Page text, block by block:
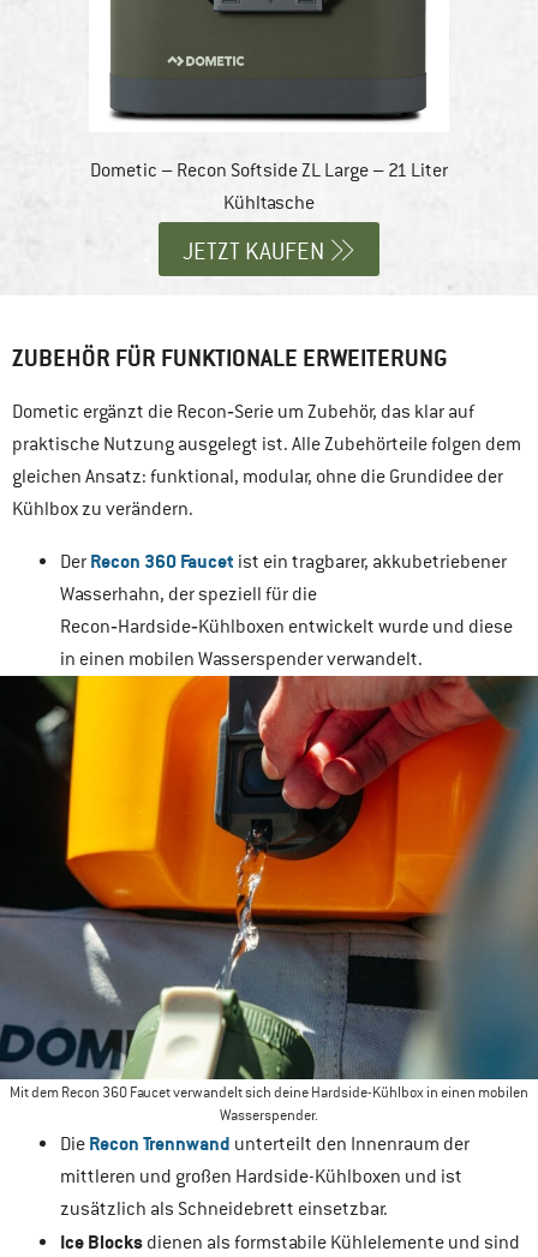
Dometic – Recon Softside ZL Large – 21 Liter
Kühltasche
JETZT KAUFEN
ZUBEHÖR FÜR FUNKTIONALE ERWEITERUNG
Dometic ergänzt die Recon‑Serie um Zubehör, das klar auf
praktische Nutzung ausgelegt ist. Alle Zubehörteile folgen dem
gleichen Ansatz: funktional, modular, ohne die Grundidee der
Kühlbox zu verändern.
Der Recon 360 Faucet ist ein tragbarer, akkubetriebener
Wasserhahn, der speziell für die
Recon‑Hardside‑Kühlboxen entwickelt wurde und diese
in einen mobilen Wasserspender verwandelt.
Mit dem Recon 360 Faucet verwandelt sich deine Hardside-Kühlbox in einen mobilen
Wasserspender.
Die Recon Trennwand unterteilt den Innenraum der
mittleren und großen Hardside-Kühlboxen und ist
zusätzlich als Schneidebrett einsetzbar.
Ice Blocks dienen als formstabile Kühlelemente und sind